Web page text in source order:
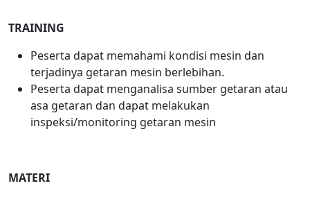
TRAINING
Peserta dapat memahami kondisi mesin dan
terjadinya getaran mesin berlebihan.
Peserta dapat menganalisa sumber getaran atau
asa getaran dan dapat melakukan
inspeksi/monitoring getaran mesin
MATERI